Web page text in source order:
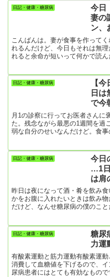
出手術も激痛だった。手術中は
切れてからが酷かった。傷みで
くて本当に一睡もできなかった
日記・健康・糖尿病
今日
妻の
ン、
ぱん
こんばんは。妻が食事を作って
れるんだけど、今日もそれは無
れると余命が短いって何かで読
んぱん1個・牛乳200ml・おにぎ
ば「ペヤング大盛り」・卵焼き
（ソルティ）4枚コーヒーのお
日記・健康・糖尿病
【
日は
で今
月1の診察に行ってお医者さんに
た。残念ながら最悪の1週間を過
弱な自分のせいなんだけど。食
動もしなくなって、こたつに入
の生活に！糖尿病に一番悪い生
なるし天候も悪いし、散歩に出
日記・健康・糖尿病
今日
…1日
は肩
ち！
昨日は夜になって酒・肴を飲み
かをお腹に入れたいときは飲み
だけど、なんせ糖尿病の僕のこ
ンニクを受け付けないので、た
てのご飯と一緒にキムチを食べ
玉焼き1個ピーマン・ソーセージ
リ・ブロッコリー・...
日記・健康・糖尿病
糖尿
力運
有酸素運動と筋力運動有酸素運
消費して血糖値を下げるので、
尿病患者にはとても有効なもの